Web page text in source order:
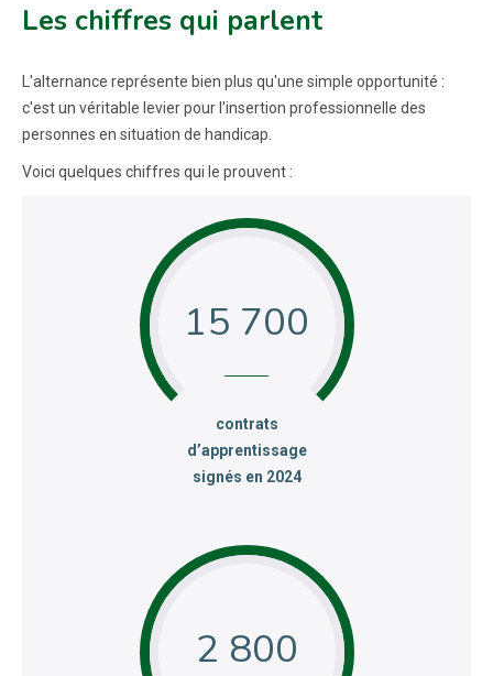
Les chiffres qui parlent
L'alternance représente bien plus qu'une simple opportunité :
c'est un véritable levier pour l'insertion professionnelle des
personnes en situation de handicap.
Voici quelques chiffres qui le prouvent :
15 700
:contrats
d’apprentissage
signés en 2024
2 800